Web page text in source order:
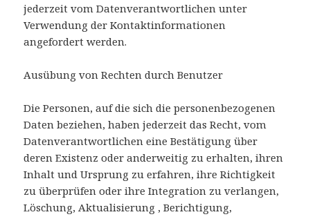
jederzeit vom Datenverantwortlichen unter
Verwendung der Kontaktinformationen
angefordert werden.
Ausübung von Rechten durch Benutzer
Die Personen, auf die sich die personenbezogenen
Daten beziehen, haben jederzeit das Recht, vom
Datenverantwortlichen eine Bestätigung über
deren Existenz oder anderweitig zu erhalten, ihren
Inhalt und Ursprung zu erfahren, ihre Richtigkeit
zu überprüfen oder ihre Integration zu verlangen,
Löschung, Aktualisierung , Berichtigung,